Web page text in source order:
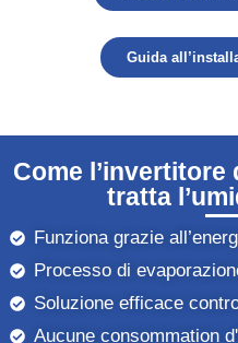
Guida
Come l’invertitore
tratta
Funziona grazie
Processo di
Soluzione efficace
Aucune consommation